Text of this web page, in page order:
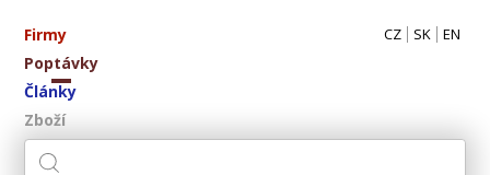
Firmy
Poptávky
Články
Zboží
CZ SK EN